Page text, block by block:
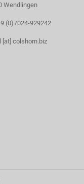
Wendlingen
(0)7024-929242
[at] colshorn.biz